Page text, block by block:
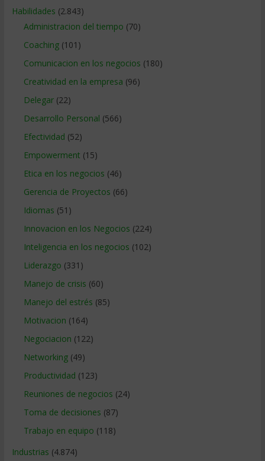
Habilidades (2.843)
Administracion del tiempo (70)
Coaching(101)
Comunicacion en los negocios (180)
Creatividad en la empresa (96)
Delegar(22)
Desarrollo Personal (566)
Efectividad (52)
Empowerment (15)
Etica en los negocios (46)
Gerencia de Proyectos (66)
Idiomas (51)
Innovacion en los Negocios (224)
Inteligencia en los negocios (102)
Liderazgo (331)
Manejo de crisis (60)
Manejo del estrés (85)
Motivacion (164)
Negociacion (122)
Networking(49)
Productividad (123)
Reuniones de negocios (24)
Toma de decisiones (87)
Trabajo en equipo (118)
Industrias (4.874)